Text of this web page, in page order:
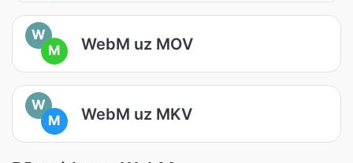
W
M
WebM uz MOV
W
M
WebM uz MKV